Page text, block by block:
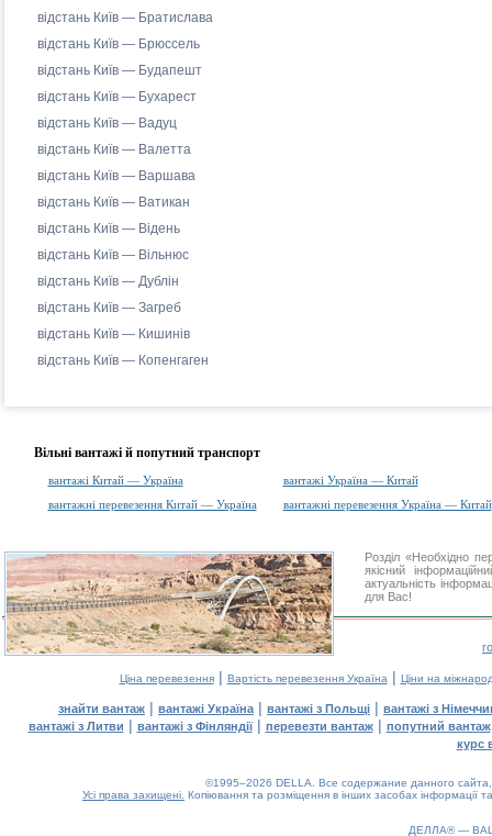
відстань Київ — Братислава
відстань Київ — Брюссель
відстань Київ — Будапешт
відстань Київ — Бухарест
відстань Київ — Вадуц
відстань Київ — Валетта
відстань Київ — Варшава
відстань Київ — Ватикан
відстань Київ — Відень
відстань Київ — Вільнюс
відстань Київ — Дублін
відстань Київ — Загреб
відстань Київ — Кишинів
відстань Київ — Копенгаген
Вільні вантажі й попутний транспорт
вантажі Китай — Україна
вантажі Україна — Китай
вантажні перевезення Китай — Україна
вантажні перевезення Україна — Китай
Розділ «Необхідно
якісний
актуальність
для Вас!
Ціна перевезення| Вартість перевезення Україна | Ціни на
знайти вантаж | вантажі Україна | вантажі з Польщі | вантажі з
вантажі з Литви | вантажі з Фінляндії| перевезти вантаж| попутний вантаж
курс
©1995–2026 DELLA. Все содержание данного
Усі права захищені. Копіювання та розміщення в інших засобах інформації
ДЕЛЛА® —